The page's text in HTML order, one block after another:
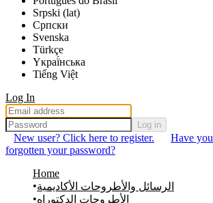
Srpski (lat)
Српски
Svenska
Türkçe
Yкраї́нська
Tiếng Việt
Log In
Log in
New user? Click here to register.
Have you
forgotten your password?
Home
الرسائل والأطروحات الأكاديمية
الأطروحات الدكتوراه